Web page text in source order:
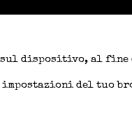
dispositivo, al
del tuo